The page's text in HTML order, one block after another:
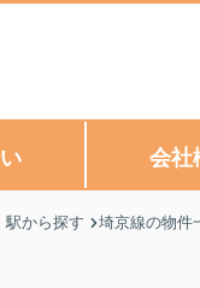
会社
駅から探す 埼京線の物件